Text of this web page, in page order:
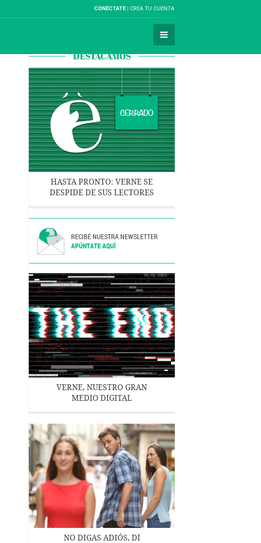
CONÉCTATE CREA TU CUENTA
DESTACAMOS
HASTA PRONTO: VERNE SE
DESPIDE DE SUS LECTORES
RECIBE NUESTRA NEWSLETTER
APÚNTATE AQUÍ
VERNE, NUESTRO GRAN
MEDIO DIGITAL
NO DIGAS ADIÓS, DI